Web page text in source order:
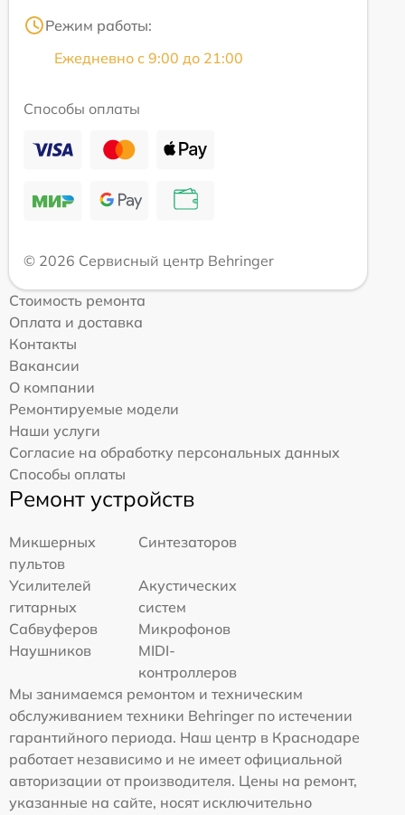
Режим работы:
Ежедневно с 9:00 до 21:00
Способы оплаты
© 2026 Сервисный центр Behringer
Стоимость ремонта
Оплата и доставка
Контакты
Вакансии
О компании
Ремонтируемые модели
Наши услуги
Согласие на обработку персональных данных
Способы оплаты
Ремонт устройств
Микшерных
пультов
Синтезаторов
Усилителей
гитарных
Акустических
систем
Сабвуферов
Микрофонов
Наушников
MIDI-
контроллеров
Мы занимаемся ремонтом и техническим
обслуживанием техники Behringer по истечении
гарантийного периода. Наш центр в Краснодаре
работает независимо и не имеет официальной
авторизации от производителя. Цены на ремонт,
указанные на сайте, носят исключительно